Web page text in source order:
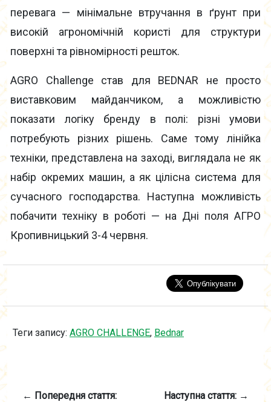
перевага — мінімальне втручання в ґрунт при
високій агрономічній користі для структури
поверхні та рівномірності решток.
AGRO Challenge став для BEDNAR не просто
виставковим майданчиком, а можливістю
показати логіку бренду в полі: різні умови
потребують різних рішень. Саме тому лінійка
техніки, представлена на заході, виглядала не як
набір окремих машин, а як цілісна система для
сучасного господарства. Наступна можливість
побачити техніку в роботі — на Дні поля АГРО
Кропивницький 3-4 червня.
Теги запису: AGRO CHALLENGE, Bednar
← Попередня стаття:
Наступна стаття: →